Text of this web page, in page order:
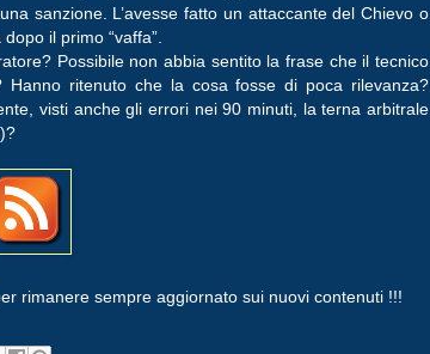
sanzione. L’avesse fatto un attaccante del Chievo o
il primo “vaffa”.
Possibile non abbia sentito la frase che il tecnico
ritenuto che la cosa fosse di poca rilevanza?
visti anche gli errori nei 90 minuti, la terna arbitrale
)?
rimanere sempre aggiornato sui nuovi contenuti !!!